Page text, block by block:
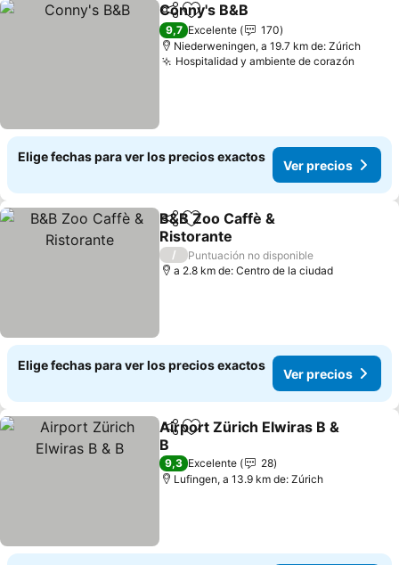
CompartirAgregar a favoritos
Conny's B&B
9,7 Excelente
170
Niederweningen, a 19.7 km de: Zúrich
Hospitalidad y ambiente de corazón
Elige fechas para ver los precios exactos
Ver precios
CompartirAgregar a favoritos
B&B Zoo Caffè &
Ristorante
/
Puntuación no disponible
a 2.8 km de: Centro de la ciudad
Elige fechas para ver los precios exactos
Ver precios
CompartirAgregar a favoritos
Airport Zürich Elwiras B &
B
9,3 Excelente
28
Lufingen, a 13.9 km de: Zúrich